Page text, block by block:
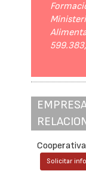
Solicitar